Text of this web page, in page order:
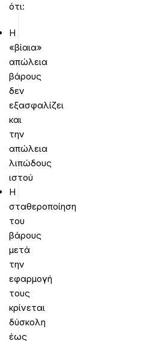
ότι:
Η
«βίαια»
απώλεια
βάρους
δεν
εξασφαλίζει
και
την
απώλεια
λιπώδους
ιστού
Η
σταθεροποίηση
του
βάρους
μετά
την
εφαρμογή
τους
κρίνεται
δύσκολη
έως